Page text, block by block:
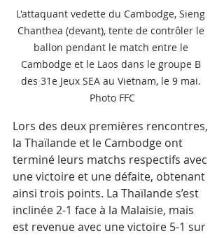
L'attaquant vedette du Cambodge, Sieng
Chanthea (devant), tente de contrôler le
ballon pendant le match entre le
Cambodge et le Laos dans le groupe B
des 31e Jeux SEA au Vietnam, le 9 mai.
Photo FFC
Lors des deux premières rencontres,
la Thaïlande et le Cambodge ont
terminé leurs matchs respectifs avec
une victoire et une défaite, obtenant
ainsi trois points. La Thaïlande s’est
inclinée 2-1 face à la Malaisie, mais
est revenue avec une victoire 5-1 sur